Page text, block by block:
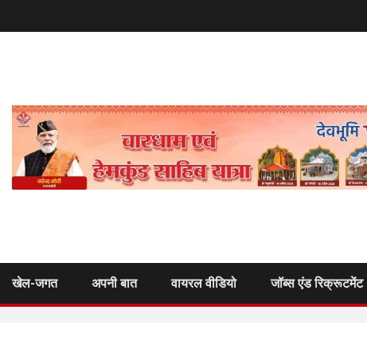
खेल-जगत अपनी बात वायरल वीडियो जॉब्स एंड रिक्रूटमेंट